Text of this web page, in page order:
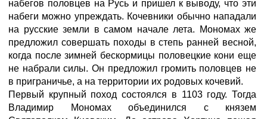
набегов половцев на Русь и пришел к выводу, что эти
набеги можно упреждать. Кочевники обычно нападали
на русские земли в самом начале лета. Мономах же
предложил совершать походы в степь ранней весной,
когда после зимней бескормицы половецкие кони еще
не набрали силы. Он предложил громить половцев не
в приграничье, а на территории их родовых кочевий.
Первый крупный поход состоялся в 1103 году. Тогда
Владимир Мономах объединился с князем